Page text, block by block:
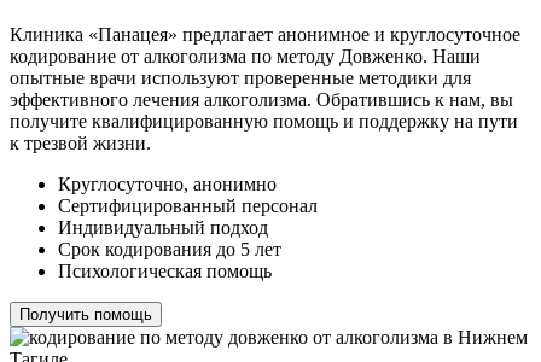
Клиника «Панацея» предлагает анонимное и круглосуточное
кодирование от алкоголизма по методу Довженко. Наши
опытные врачи используют проверенные методики для
эффективного лечения алкоголизма. Обратившись к нам, вы
получите квалифицированную помощь и поддержку на пути
к трезвой жизни.
Круглосуточно, анонимно
Сертифицированный персонал
Индивидуальный подход
Срок кодирования до 5 лет
Психологическая помощь
Получить помощь